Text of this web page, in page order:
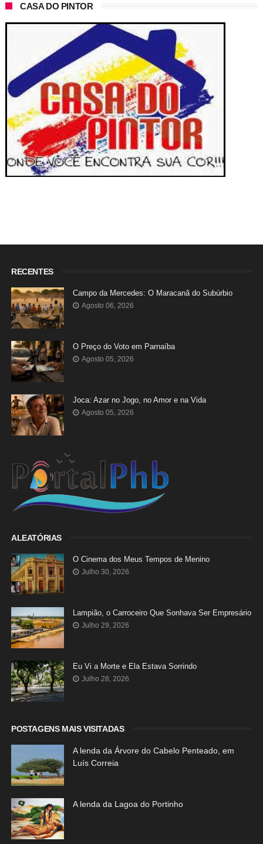
CASA DO PINTOR
RECENTES
Campo da Mercedes: O Maracanã do Subúrbio
Agosto 06, 2026
O Preço do Voto em Parnaíba
Agosto 05, 2026
Joca: Azar no Jogo, no Amor e na Vida
Agosto 05, 2026
ALEATÓRIAS
O Cinema dos Meus Tempos de Menino
Julho 30, 2026
Lampião, o Carroceiro Que Sonhava Ser Empresário
Julho 29, 2026
Eu Vi a Morte e Ela Estava Sorrindo
Julho 28, 2026
POSTAGENS MAIS VISITADAS
A lenda da Árvore do Cabelo Penteado, em
Luís Correia
A lenda da Lagoa do Portinho